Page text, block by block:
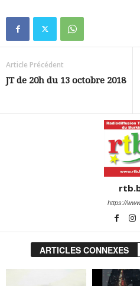
Article Précédent
JT de 20h du 13 octobre 2018
https://
ARTICLES CONNEXES